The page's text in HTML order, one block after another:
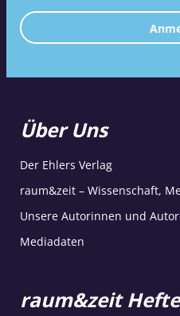
Über Uns
Der Ehlers Verlag
raum&zeit – Wissenschaft,
Unsere Autorinnen und
Mediadaten
raum&zeit Hefte